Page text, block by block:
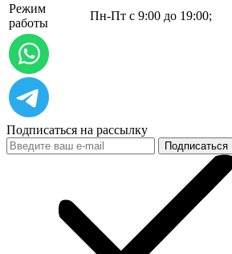
Режим
работы
Пн-Пт с 9:00 до 19:00;
Подписаться на рассылку
Подписаться